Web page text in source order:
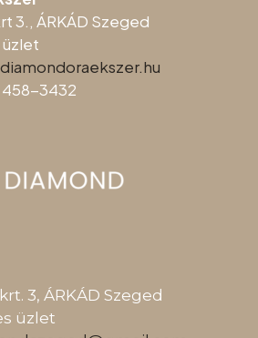
3., ÁRKÁD Szeged
er.hu
458-3432
3, ÁRKÁD Szeged
üzlet